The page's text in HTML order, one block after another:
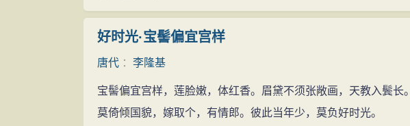
好时光·宝髻偏宜宫样
唐代 ： 李隆基
宝髻偏宜宫样，莲脸嫩，体红香。眉黛不须张敞画，天教入鬓长。
莫倚倾国貌，嫁取个，有情郎。彼此当年少，莫负好时光。